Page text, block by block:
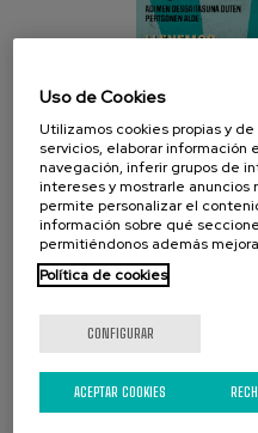
Uso de Cookies
Utilizamos cookies propias y
servicios, elaborar información
navegación, inferir grupos de
intereses y mostrarle anuncios
permite personalizar el
información sobre qué
permitiéndonos además
Política de cookies
CONFIGURAR
ACEPTAR COOKIES